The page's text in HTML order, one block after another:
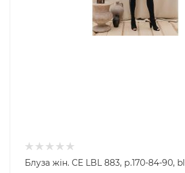
Блуза жін. CE LBL 883, р.170-84-90,